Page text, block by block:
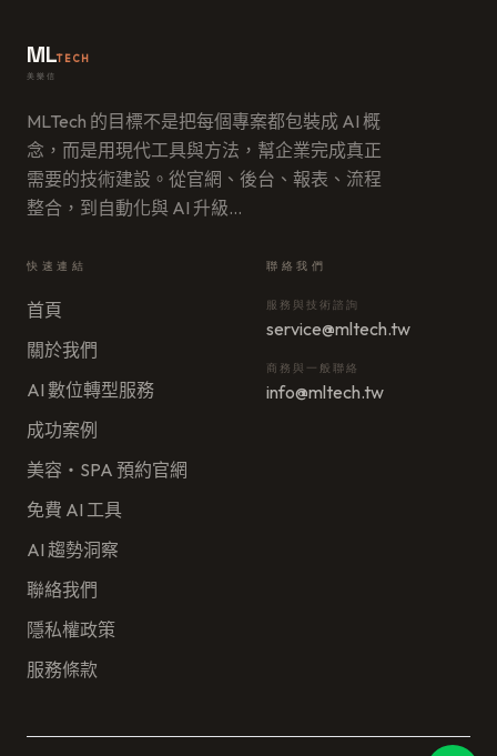
MLTECH
美樂信
MLTech 的目標不是把每個專案都包裝成 AI 概
念，而是用現代工具與方法，幫企業完成真正
需要的技術建設。從官網、後台、報表、流程
整合，到自動化與 AI 升級…
快速連結
首頁
關於我們
AI 數位轉型服務
成功案例
美容・SPA 預約官網
免費 AI 工具
AI 趨勢洞察
聯絡我們
隱私權政策
服務條款
聯絡我們
服務與技術諮詢
service@mltech.tw
商務與一般聯絡
info@mltech.tw